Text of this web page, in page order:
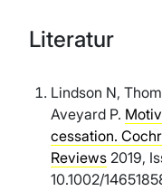
Literatur
Lindson N,
Aveyard P.
cessation.
Reviews 2019,
10.1002/